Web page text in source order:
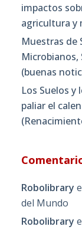
impactos
agricultura y
Muestras de
Microbianos,
(buenas
Los Suelos y
paliar el
Robolibrary
del Mundo
Robolibrary